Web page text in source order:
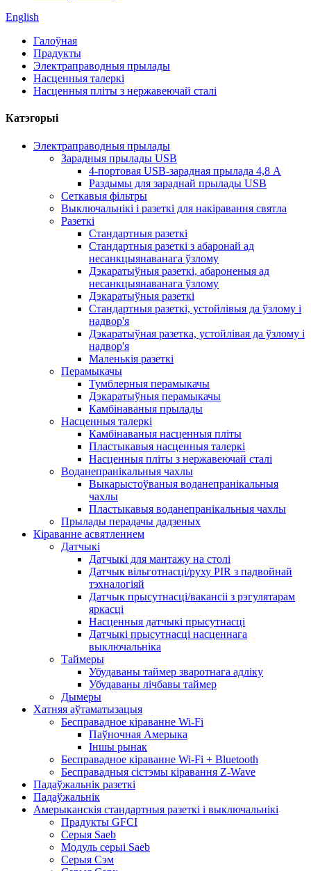
English
Галоўная
Прадукты
Электраправодныя прылады
Насценныя талеркі
Насценныя пліты з нержавеючай сталі
Катэгорыі
Электраправодныя прылады
Зарадныя прылады USB
4-портовая USB-зарадная прылада 4,8 А
Раздымы для зараднай прылады USB
Сеткавыя фільтры
Выключальнікі і разеткі для накіравання святла
Разеткі
Стандартныя разеткі
Стандартныя разеткі з абаронай ад
несанкцыянаванага ўзлому
Дэкаратыўныя разеткі, абароненыя ад
несанкцыянаванага ўзлому
Дэкаратыўныя разеткі
Стандартныя разеткі, устойлівыя да ўзлому і
надвор'я
Дэкаратыўная разетка, устойлівая да ўзлому і
надвор'я
Маленькія разеткі
Перамыкачы
Тумблерныя перамыкачы
Дэкаратыўныя перамыкачы
Камбінаваныя прылады
Насценныя талеркі
Камбінаваныя насценныя пліты
Пластыкавыя насценныя талеркі
Насценныя пліты з нержавеючай сталі
Воданепранікальныя чахлы
Выкарыстоўваныя воданепранікальныя
чахлы
Пластыкавыя воданепранікальныя чахлы
Прылады перадачы дадзеных
Кіраванне асвятленнем
Датчыкі
Датчыкі для мантажу на столі
Датчык вільготнасці/руху PIR з падвойнай
тэхналогіяй
Датчык прысутнасці/вакансіі з рэгулятарам
яркасці
Насценныя датчыкі прысутнасці
Датчыкі прысутнасці насценнага
выключальніка
Таймеры
Убудаваны таймер зваротнага адліку
Убудаваны лічбавы таймер
Дымеры
Хатняя аўтаматызацыя
Бесправадное кіраванне Wi-Fi
Паўночная Амерыка
Іншы рынак
Бесправадное кіраванне Wi-Fi + Bluetooth
Бесправадныя сістэмы кіравання Z-Wave
Падаўжальнік разеткі
Падаўжальнік
Амерыканскія стандартныя разеткі і выключальнікі
Прадукты GFCI
Серыя Saeb
Модуль серыі Saeb
Серыя Сэм